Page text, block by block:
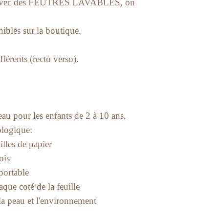
des FEUTRES LAVABLES, on
sur la boutique.
(recto verso).
pour les enfants de 2 à 10 ans.
de papier
coté de la feuille
peau et l'environnement